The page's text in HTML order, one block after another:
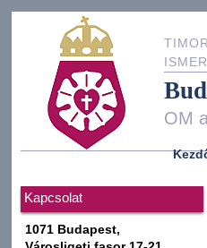
OM
Kapcsolat
1071 Budapest,